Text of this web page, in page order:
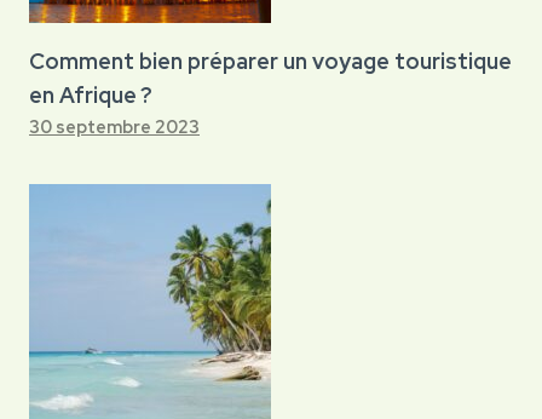
Comment bien préparer un voyage touristique
en Afrique ?
30 septembre 2023